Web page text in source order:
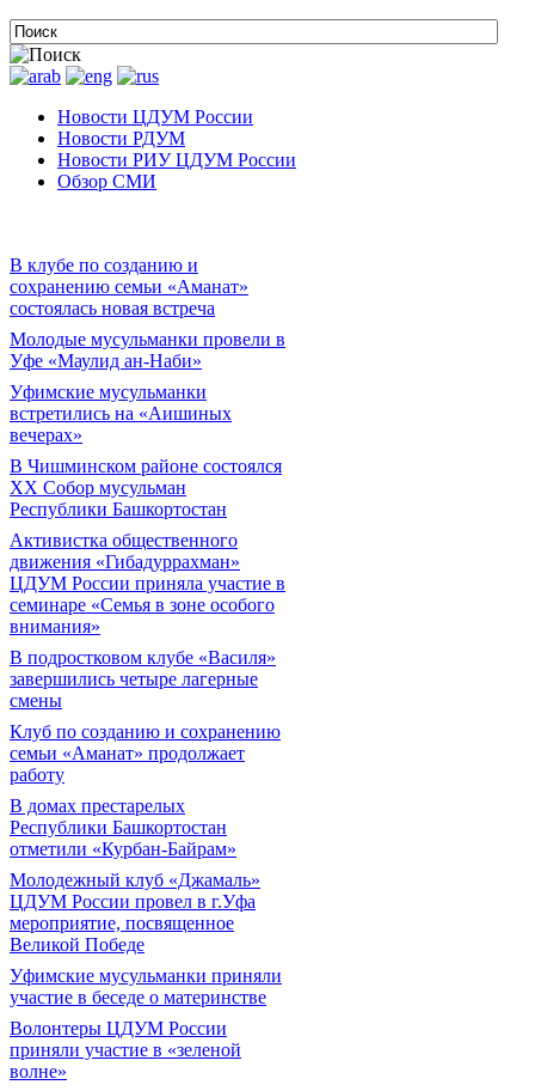
Новости ЦДУМ России
Новости РДУМ
Новости РИУ ЦДУМ России
Обзор СМИ
В клубе по созданию и
сохранению семьи «Аманат»
состоялась новая встреча
Молодые мусульманки провели в
Уфе «Маулид ан-Наби»
Уфимские мусульманки
встретились на «Аишиных
вечерах»
В Чишминском районе состоялся
XX Собор мусульман
Республики Башкортостан
Активистка общественного
движения «Гибадуррахман»
ЦДУМ России приняла участие в
семинаре «Семья в зоне особого
внимания»
В подростковом клубе «Василя»
завершились четыре лагерные
смены
Клуб по созданию и сохранению
семьи «Аманат» продолжает
работу
В домах престарелых
Республики Башкортостан
отметили «Курбан-Байрам»
Молодежный клуб «Джамаль»
ЦДУМ России провел в г.Уфа
мероприятие, посвященное
Великой Победе
Уфимские мусульманки приняли
участие в беседе о материнстве
Волонтеры ЦДУМ России
приняли участие в «зеленой
волне»